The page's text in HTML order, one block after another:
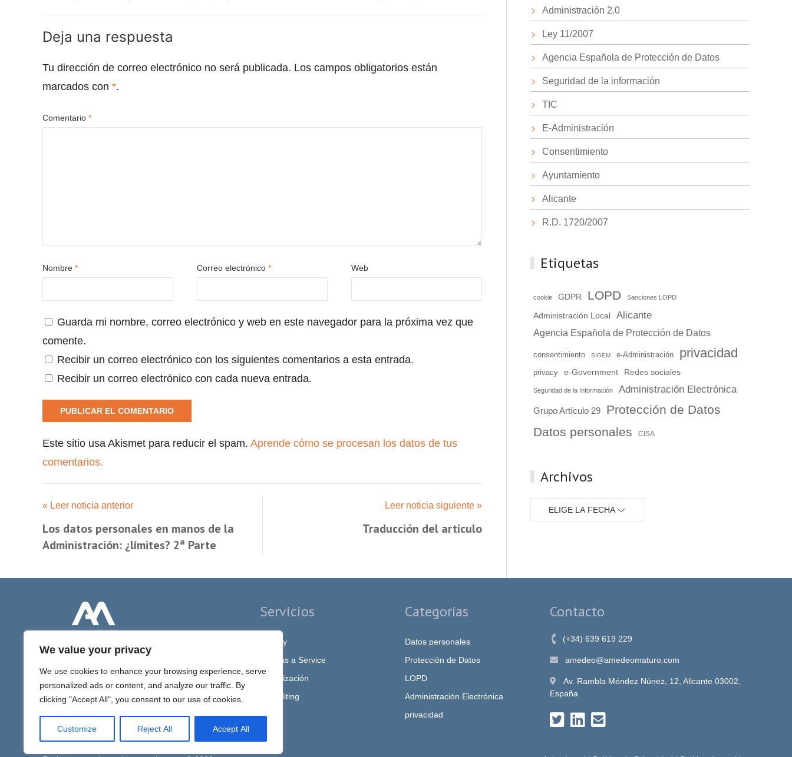
We value your privacy
We use cookies to enhance your browsing experience, serve
personalized ads or content, and analyze our traffic. By
clicking "Accept All", you consent to our use of cookies.
Customize Reject All Accept All
Deja una respuesta
Tu dirección de correo electrónico no será publicada. Los campos obligatorios están
marcados con *.
Comentario *
Nombre * Correo electrónico* Web
Guarda mi nombre, correo electrónico y web en este navegador para la próxima vez que
comente.
Recibir un correo electrónico con los siguientes comentarios a esta entrada.
Recibir un correo electrónico con cada nueva entrada.
Este sitio usa Akismet para reducir el spam. Aprende cómo se procesan los datos de tus
comentarios.
« Leer noticia anterior
Los datos personales en manos de la
Administración: ¿límites? 2ª Parte
Leer noticia siguiente »
Traducción del artículo
Administración 2.0
Ley 11/2007
Agencia Española de Protección de Datos
Seguridad de la información
TIC
E-Administración
Consentimiento
Ayuntamiento
Alicante
R.D. 1720/2007
Etiquetas
cookie GDPR LOPD Sanciones LOPD
Administración Local Alicante
Agencia Española de Protección de Datos
consentimiento SIGEM e-Administración privacidad
privacy e-Government Redes sociales
Seguridad de la Información Administración Electrónica
Grupo Artículo 29
Protección de Datos
Datos personales
CISA
Archivos
ELIGE LA FECHA
Servicios
Privacy
DPO as a Service
Digitalización
IT Auditing
Categorías
Datos personales
Protección de Datos
LOPD
Administración Electrónica
privacidad
Contacto
(+34) 639 619 229
amedeo@amedeomaturo.com
Av. Rambla Méndez Núnez, 12, Alicante 03002,
España